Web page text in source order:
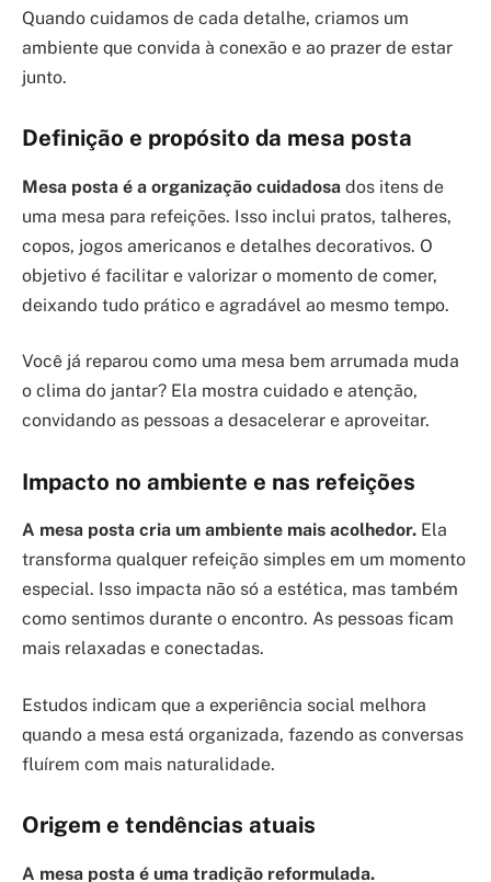
Quando cuidamos de cada detalhe, criamos um
ambiente que convida à conexão e ao prazer de estar
junto.
Definição e propósito da mesa posta
Mesa posta é a organização cuidadosa dos itens de
uma mesa para refeições. Isso inclui pratos, talheres,
copos, jogos americanos e detalhes decorativos. O
objetivo é facilitar e valorizar o momento de comer,
deixando tudo prático e agradável ao mesmo tempo.
Você já reparou como uma mesa bem arrumada muda
o clima do jantar? Ela mostra cuidado e atenção,
convidando as pessoas a desacelerar e aproveitar.
Impacto no ambiente e nas refeições
A mesa posta cria um ambiente mais acolhedor. Ela
transforma qualquer refeição simples em um momento
especial. Isso impacta não só a estética, mas também
como sentimos durante o encontro. As pessoas ficam
mais relaxadas e conectadas.
Estudos indicam que a experiência social melhora
quando a mesa está organizada, fazendo as conversas
fluírem com mais naturalidade.
Origem e tendências atuais
A mesa posta é uma tradição reformulada.